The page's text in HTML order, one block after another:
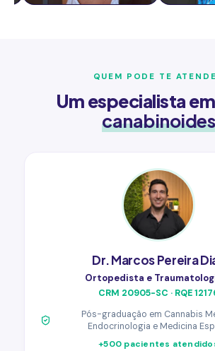
QUEM PODE TE
Um especialista em
canabinoides
Dr. Marcos Pereira
Ortopedista e
CRM 20905-SC · RQE
Pós-graduação em Cannabis
Endocrinologia e Medicina
+500 pacientes